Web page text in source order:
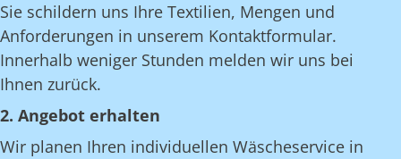
Sie schildern uns Ihre Textilien, Mengen und
Anforderungen in unserem Kontaktformular.
Innerhalb weniger Stunden melden wir uns bei
Ihnen zurück.
2. Angebot erhalten
Wir planen Ihren individuellen Wäscheservice in